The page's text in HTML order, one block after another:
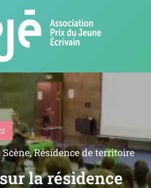
,Résidence de territoire
la résidence